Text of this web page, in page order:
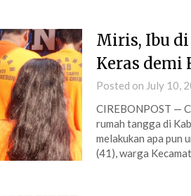
Miris, Ibu di
Keras demi
Posted on July 10,
CIREBONPOST —
rumah tangga di
melakukan apa pun
(41), warga